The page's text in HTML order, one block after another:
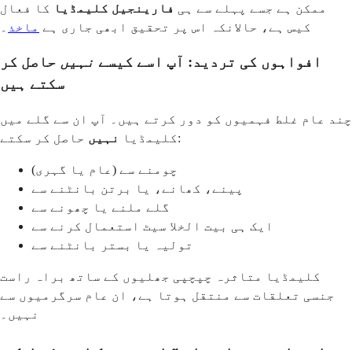
ممکن ہے جسے پہلے سے ہی فارینجیل کلیمڈیا کا فعال
کیس ہے، حالانکہ اس پر تحقیق ابھی جاری ہے ماخذ
افواہوں کی تردید: آپ اسے کیسے نہیں حاصل کر
سکتے ہیں
چند عام غلط فہمیوں کو دور کرتے ہیں۔ آپ ان سے گلے میں
کلیمڈیا
نہیں حاصل کر سکتے:
چومنے سے (عام یا گہری)
پینے، کھانے، یا برتن بانٹنے سے
گلے ملنے یا چھونے سے
ایک ہی بیت الخلا سیٹ استعمال کرنے سے
تولیہ یا بستر بانٹنے سے
کلیمڈیا متاثرہ چپچپی جھلیوں کے ساتھ براہ راست
جنسی تعلقات سے منتقل ہوتا ہے، ان عام سرگرمیوں سے
نہیں۔